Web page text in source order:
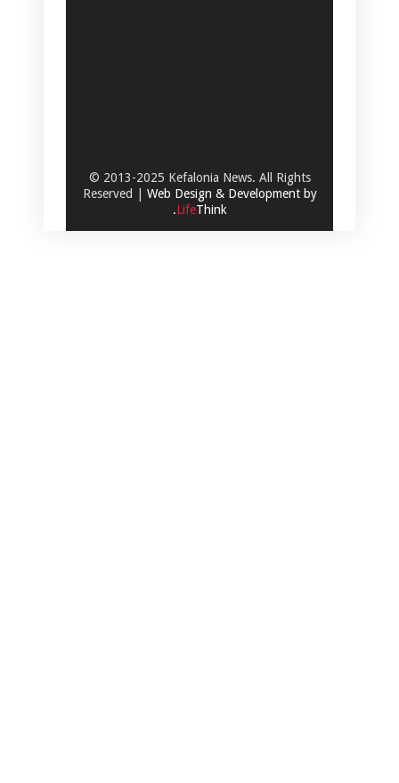
© 2013-2025 Kefalonia News. All Rights
Reserved | Web Design & Development by
.LifeThink